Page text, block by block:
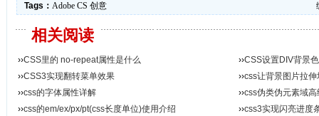
Tags： Adobe CS 创意
相关阅读
››CSS里的 no-repeat属性是什么 ››CSS设置DIV背景
››CSS3实现翻转菜单效果 ››css让背景图片拉
››css的字体属性详解 ››css伪类伪元素域
››css的em/ex/px/pt(css长度单位)使用介绍 ››css3实现闪亮进度